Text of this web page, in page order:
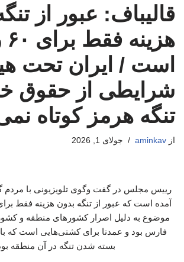
قالیباف: عبور از
است / ایران تحت
شرایطی از حقوق
تنگه هرمز کوتاه
از aminkav جولای 1, 2026
‏رییس مجلس در گفت وگوی تلویزیونی با مردم
موضوع به دلیل اصرار کشورهای منطقه و
فارس بود و عمدتا برای کشتی‌هایی است که با
بسته شدن تنگه در آن منطقه